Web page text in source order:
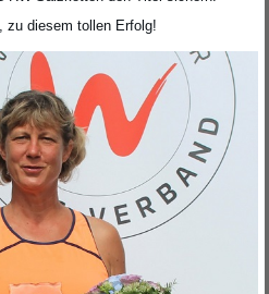
zu diesem tollen Erfolg!